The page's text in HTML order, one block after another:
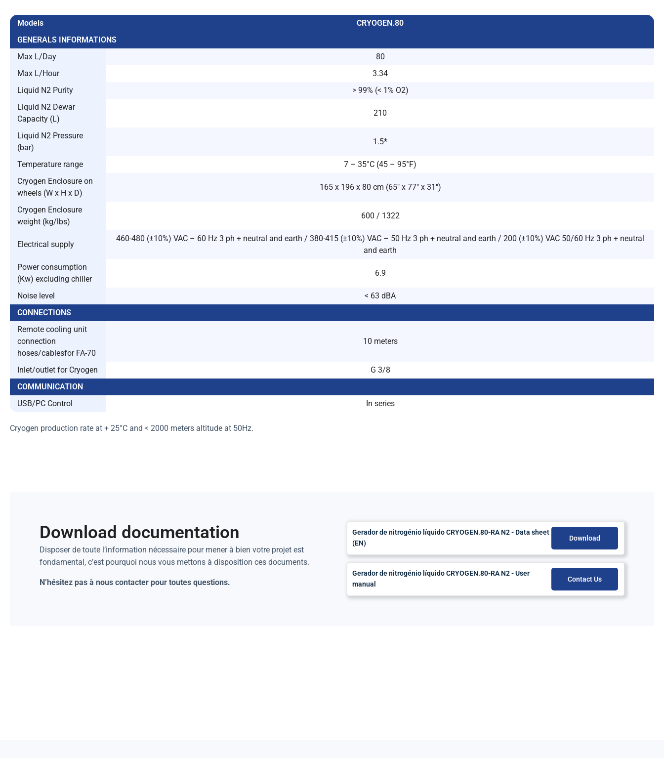
Models
CRYOGEN.80
GENERALS INFORMATIONS
Max L/Day
80
Max L/Hour
3.34
Liquid N2 Purity
> 99% (< 1% O2)
Liquid N2 Dewar
Capacity (L)
210
Liquid N2 Pressure
(bar)
1.5*
Temperature range
7 – 35°C (45 – 95°F)
Cryogen Enclosure on
wheels (W x H x D)
165 x 196 x 80 cm (65″ x 77″ x 31″)
Cryogen Enclosure
weight (kg/lbs)
600 / 1322
Electrical supply
460-480 (±10%) VAC – 60 Hz 3 ph + neutral and earth / 380-415 (±10%) VAC – 50 Hz 3 ph + neutral and earth / 200 (±10%) VAC 50/60 Hz 3 ph + neutral
and earth
Power consumption
(Kw) excluding chiller
6.9
Noise level
< 63 dBA
CONNECTIONS
Remote cooling unit
connection
hoses/cablesfor FA-70
10 meters
Inlet/outlet for Cryogen
G 3/8
COMMUNICATION
USB/PC Control
In series
Cryogen production rate at + 25°C and < 2000 meters altitude at 50Hz.
Download documentation
Disposer de toute l’information nécessaire pour mener à bien votre projet est
fondamental, c’est pourquoi nous vous mettons à disposition ces documents.
N’hésitez pas à nous contacter pour toutes questions.
Gerador de nitrogénio líquido CRYOGEN.80-RA N2 - Data sheet
(EN)
Download
Gerador de nitrogénio líquido CRYOGEN.80-RA N2 - User
manual
Contact Us